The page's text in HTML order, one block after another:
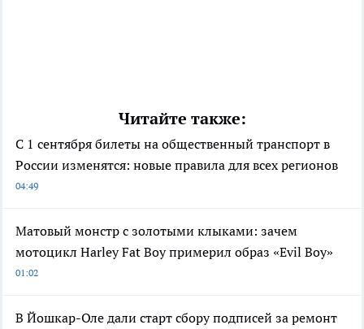
Читайте также:
С 1 сентября билеты на общественный транспорт в
России изменятся: новые правила для всех регионов
04:49
Матовый монстр с золотыми клыками: зачем
мотоцикл Harley Fat Boy примерил образ «Evil Boy»
01:02
В Йошкар-Оле дали старт сбору подписей за ремонт